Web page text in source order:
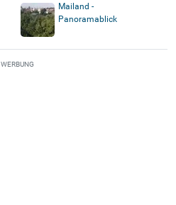
Mailand -
Panoramablick
WERBUNG